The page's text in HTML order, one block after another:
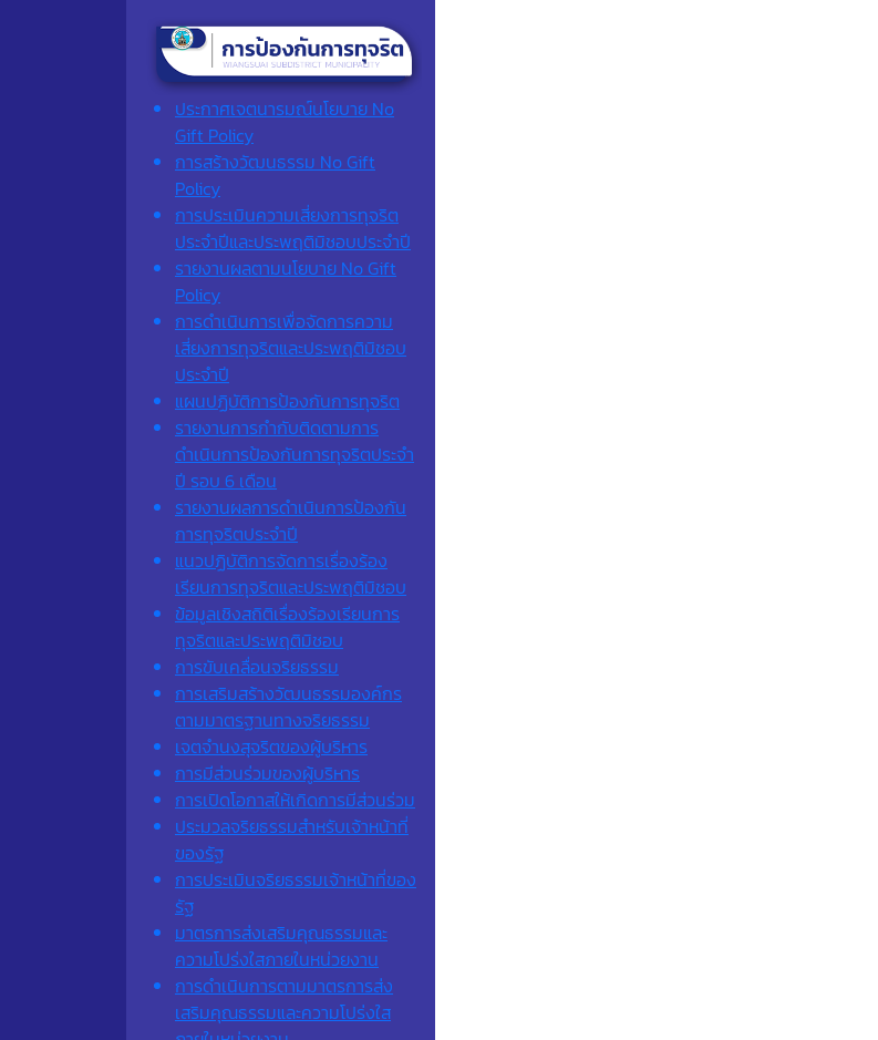
ประกาศเจตนารมณ์นโยบาย No
Gift Policy
การสร้างวัฒนธรรม No Gift
Policy
การประเมินความเสี่ยงการทุจริต
ประจำปีและประพฤติมิชอบประจำปี
รายงานผลตามนโยบาย No Gift
Policy
การดำเนินการเพื่อจัดการความ
เสี่ยงการทุจริตและประพฤติมิชอบ
ประจำปี
แผนปฏิบัติการป้องกันการทุจริต
รายงานการกำกับติดตามการ
ดำเนินการป้องกันการทุจริตประจำ
ปี รอบ 6 เดือน
รายงานผลการดำเนินการป้องกัน
การทุจริตประจำปี
แนวปฏิบัติการจัดการเรื่องร้อง
เรียนการทุจริตและประพฤติมิชอบ
ข้อมูลเชิงสถิติเรื่องร้องเรียนการ
ทุจริตและประพฤติมิชอบ
การขับเคลื่อนจริยธรรม
การเสริมสร้างวัฒนธรรมองค์กร
ตามมาตรฐานทางจริยธรรม
เจตจํานงสุจริตของผู้บริหาร
การมีส่วนร่วมของผู้บริหาร
การเปิดโอกาสให้เกิดการมีส่วนร่วม
ประมวลจริยธรรมสำหรับเจ้าหน้าที่
ของรัฐ
การประเมินจริยธรรมเจ้าหน้าที่ของ
รัฐ
มาตรการส่งเสริมคุณธรรมและ
ความโปร่งใสภายในหน่วยงาน
การดำเนินการตามมาตรการส่ง
เสริมคุณธรรมและความโปร่งใส